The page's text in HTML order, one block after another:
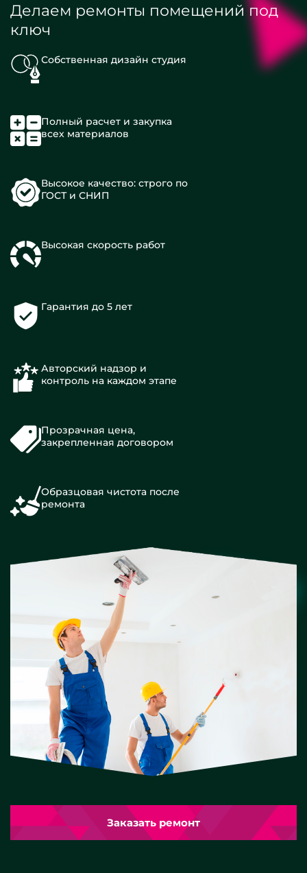
Делаем ремонты помещений под
ключ
Собственная дизайн студия
Полный расчет и закупка
всех материалов
Высокое качество: строго по
ГОСТ и СНИП
Высокая скорость работ
Гарантия до 5 лет
Авторский надзор и
контроль на каждом этапе
Прозрачная цена,
закрепленная договором
Образцовая чистота после
ремонта
Заказать ремонт